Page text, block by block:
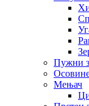
Пужни
Мењач